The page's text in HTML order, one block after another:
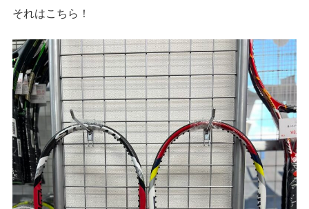
それはこちら！